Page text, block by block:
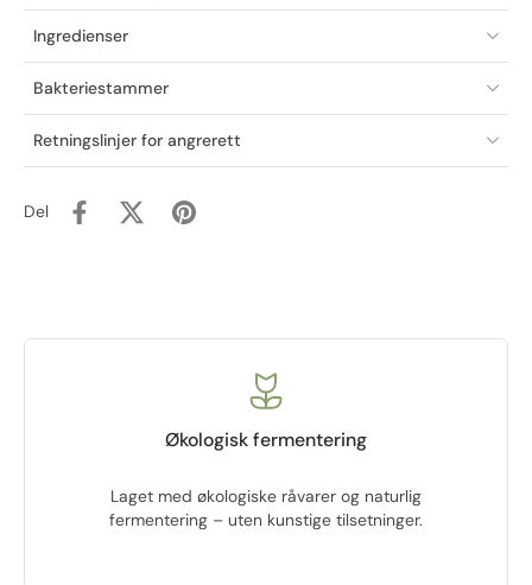
Ingredienser
Bakteriestammer
Retningslinjer for angrerett
Del
Økologisk fermentering
Laget med økologiske råvarer og naturlig
fermentering – uten kunstige tilsetninger.